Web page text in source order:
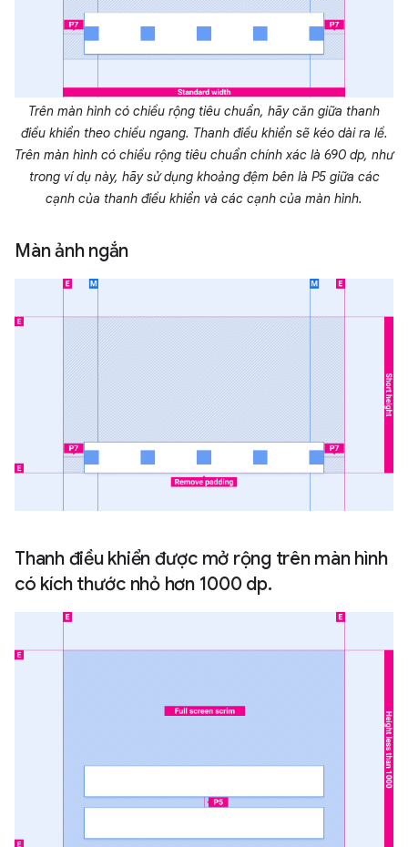
Trên màn hình có chiều rộng tiêu chuẩn, hãy căn giữa thanh
điều khiển theo chiều ngang. Thanh điều khiển sẽ kéo dài ra lề.
Trên màn hình có chiều rộng tiêu chuẩn chính xác là 690 dp, như
trong ví dụ này, hãy sử dụng khoảng đệm bên là P5 giữa các
cạnh của thanh điều khiển và các cạnh của màn hình.
Màn ảnh ngắn
Thanh điều khiển được mở rộng trên màn hình
có kích thước nhỏ hơn 1000 dp.